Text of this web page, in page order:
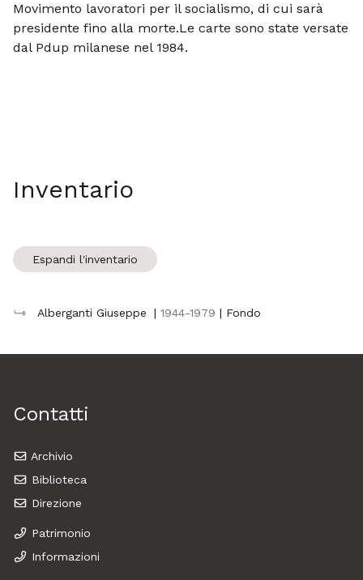
Movimento lavoratori per il socialismo, di cui sarà
presidente fino alla morte.Le carte sono state versate
dal Pdup milanese nel 1984.
Inventario
Espandi l'inventario
Alberganti Giuseppe | 1944-1979 | Fondo
Contatti
Archivio
Biblioteca
Direzione
Patrimonio
Informazioni